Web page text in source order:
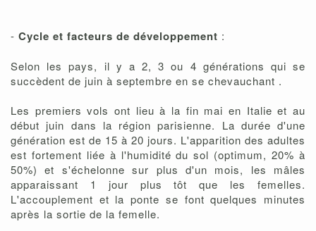
- Cycle et facteurs de développement :
Selon les pays, il y a 2, 3 ou 4 générations qui se
succèdent de juin à septembre en se chevauchant .
Les premiers vols ont lieu à la fin mai en Italie et au
début juin dans la région parisienne. La durée d'une
génération est de 15 à 20 jours. L'apparition des adultes
est fortement liée à l'humidité du sol (optimum, 20% à
50%) et s'échelonne sur plus d'un mois, les mâles
apparaissant 1 jour plus tôt que les femelles.
L'accouplement et la ponte se font quelques minutes
après la sortie de la femelle.